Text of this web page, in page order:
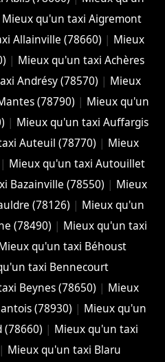
Mieux qu'un taxi Aigremont
Allainville (78660) | Mieux
| Mieux qu'un taxi Achères
Andrésy (78570) | Mieux
(78790) | Mieux qu'un
| Mieux qu'un taxi Auffargis
Auteuil (78770) | Mieux
| Mieux qu'un taxi Autouillet
Bazainville (78550) | Mieux
(78126) | Mieux qu'un
(78490) | Mieux qu'un taxi
qu'un taxi Béhoust
taxi Bennecourt
Beynes (78650) | Mieux
(78930) | Mieux qu'un
(78660) | Mieux qu'un taxi
| Mieux qu'un taxi Blaru